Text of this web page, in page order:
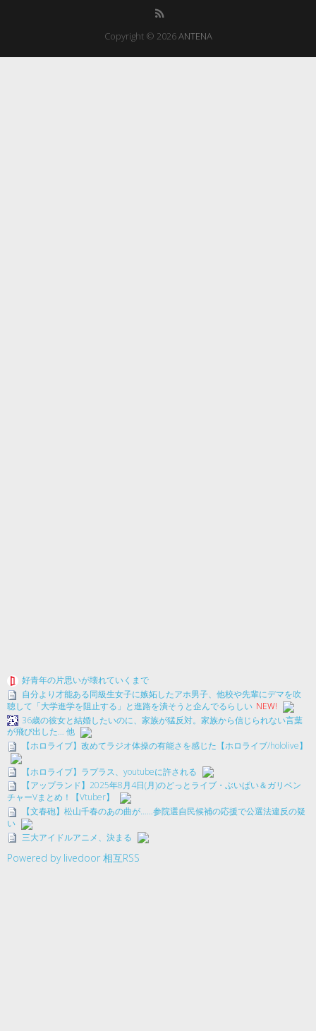
Copyright © 2026ANTENA
好青年の片思いが壊れていくまで
自分より才能ある同級生女子に嫉妬したアホ男子、他校や先輩にデマを吹
聴して「大学進学を阻止する」と進路を潰そうと企んでるらしい NEW!
36歳の彼女と結婚したいのに、家族が猛反対。家族から信じられない言葉
が飛び出した… 他
【ホロライブ】改めてラジオ体操の有能さを感じた【ホロライブ/hololive】
【ホロライブ】ラプラス、youtubeに許される
【アップランド】2025年8月4日(月)のどっとライブ・ぶいぱい＆ガリベン
チャーVまとめ！【Vtuber】
【文春砲】松山千春のあの曲が……参院選自民候補の応援で公選法違反の疑
い
三大アイドルアニメ、決まる
Powered by livedoor 相互RSS